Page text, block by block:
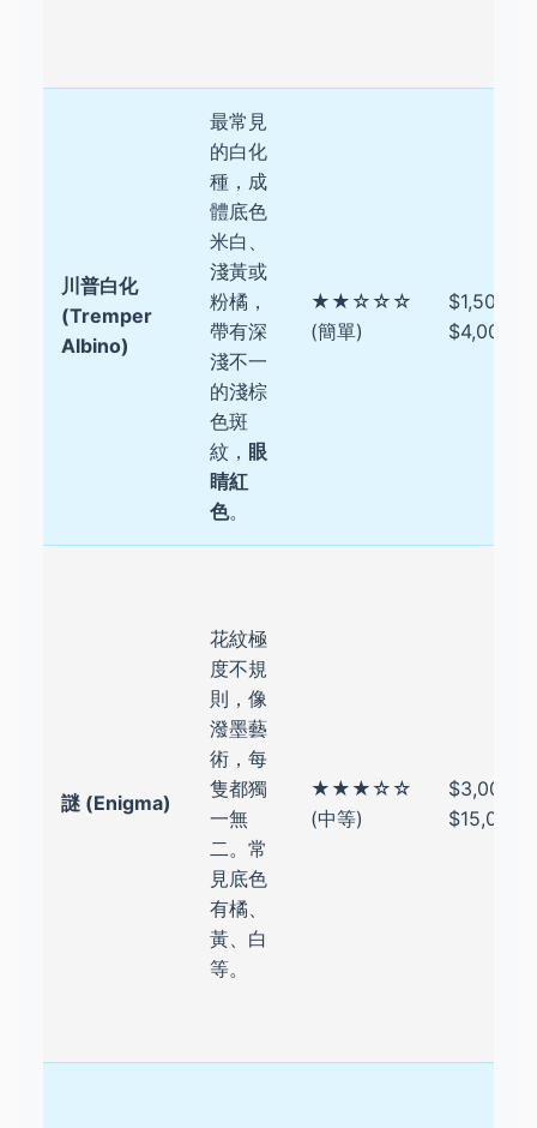
川普白化
(Tremper
Albino)
最常見
的白化
種，成
體底色
米白、
淺黃或
粉橘，
帶有深
淺不一
的淺棕
色斑
紋， 眼
睛紅
色。
★★☆☆☆
(簡單)
$1,500 -
$4,000
謎 (Enigma)
花紋極
度不規
則，像
潑墨藝
術，每
隻都獨
一無
二。常
見底色
有橘、
黃、白
等。
★★★☆☆
(中等)
$3,000 -
$15,000+